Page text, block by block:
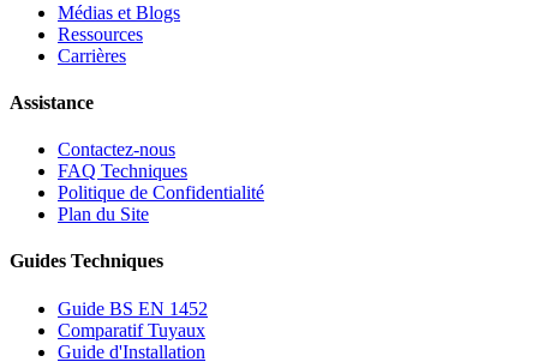
Médias et Blogs
Ressources
Carrières
Assistance
Contactez-nous
FAQ Techniques
Politique de Confidentialité
Plan du Site
Guides Techniques
Guide BS EN 1452
Comparatif Tuyaux
Guide d'Installation